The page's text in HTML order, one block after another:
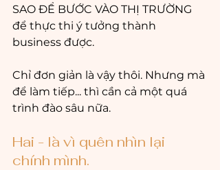
SAO ĐỂ BƯỚC VÀO THỊ TRƯỜNG
để thực thi ý tưởng thành
business được.
Chỉ đơn giản là vậy thôi. Nhưng mà
để làm tiếp... thì cần cả một quá
trình đào sâu nữa.
Hai - là vì quên nhìn lại
chính mình.